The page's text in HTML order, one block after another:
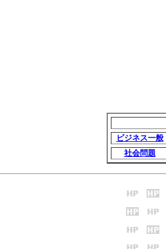
ビジネス一般
社会問題